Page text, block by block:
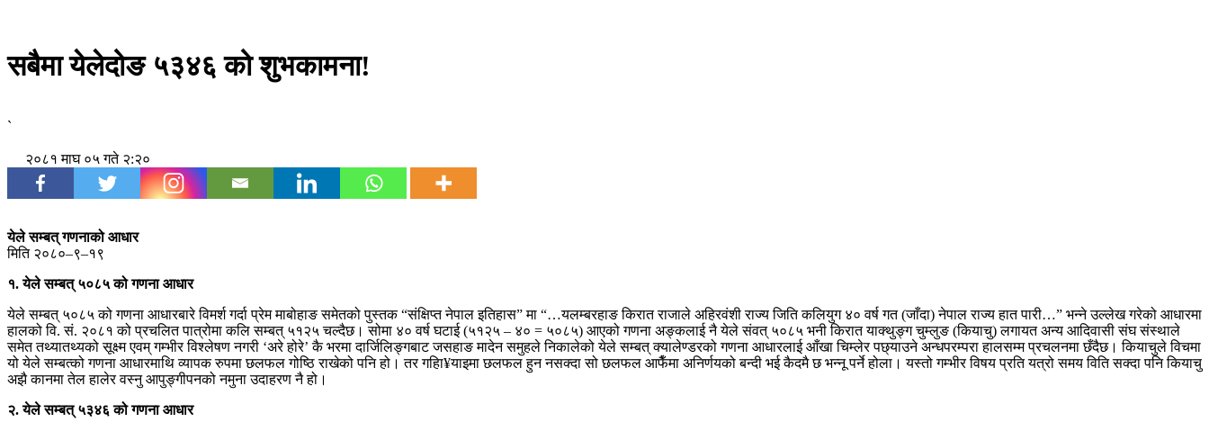
सबैमा येलेदोङ ५३४६ को शुभकामना!
`
२०८१ माघ ०५ गते २:२०
येले सम्बत् गणनाको आधार
मिति २०८०–९–१९
१. येले सम्बत् ५०८५ को गणना आधार
येले सम्बत् ५०८५ को गणना आधारबारे विमर्श गर्दा प्रेम माबोहाङ समेतको पुस्तक “संक्षिप्त नेपाल इतिहास” मा “…यलम्बरहाङ किरात राजाले अहिरवंशी राज्य जिति कलियुग ४० वर्ष गत (जाँदा) नेपाल राज्य हात पारी…” भन्ने उल्लेख गरेको आधारमा
हालको वि. सं. २०८१ को प्रचलित पात्रोमा कलि सम्बत् ५१२५ चल्दैछ। सोमा ४० वर्ष घटाई (५१२५ – ४० = ५०८५) आएको गणना अङ्कलाई नै येले संवत् ५०८५ भनी किरात याक्थुङ्ग चुम्लुङ (कियाचु) लगायत अन्य आदिवासी संघ संस्थाले
समेत तथ्यातथ्यको सूक्ष्म एवम् गम्भीर विश्लेषण नगरी ‘अरे होरे’ कै भरमा दार्जिलिङ्गबाट जसहाङ मादेन समुहले निकालेको येले सम्बत् क्यालेण्डरको गणना आधारलाई आँखा चिम्लेर पछ्याउने अन्धपरम्परा हालसम्म प्रचलनमा छँदैछ। कियाचुले विचमा
यो येले सम्बत्को गणना आधारमाथि व्यापक रुपमा छलफल गोष्ठि राखेको पनि हो। तर गहिा¥याइमा छलफल हुन नसक्दा सो छलफल आफैँमा अनिर्णयको बन्दी भई कैदमै छ भन्नू पर्ने होला। यस्तो गम्भीर विषय प्रति यत्रो समय विति सक्दा पनि कियाचु
अझै कानमा तेल हालेर वस्नु आपुङ्गीपनको नमुना उदाहरण नै हो।
२. येले सम्बत् ५३४६ को गणना आधार